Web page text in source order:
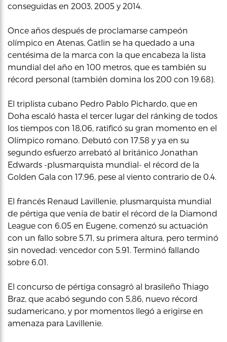
conseguidas en 2003, 2005 y 2014.
Once años después de proclamarse campeón
olímpico en Atenas, Gatlin se ha quedado a una
centésima de la marca con la que encabeza la lista
mundial del año en 100 metros, que es también su
récord personal (también domina los 200 con 19.68).
El triplista cubano Pedro Pablo Pichardo, que en
Doha escaló hasta el tercer lugar del ránking de todos
los tiempos con 18,06, ratificó su gran momento en el
Olímpico romano. Debutó con 17.58 y ya en su
segundo esfuerzo arrebató al británico Jonathan
Edwards -plusmarquista mundial- el récord de la
Golden Gala con 17.96, pese al viento contrario de 0.4.
El francés Renaud Lavillenie, plusmarquista mundial
de pértiga que venía de batir el récord de la Diamond
League con 6.05 en Eugene, comenzó su actuación
con un fallo sobre 5.71, su primera altura, pero terminó
sin novedad: vencedor con 5.91. Terminó fallando
sobre 6.01.
El concurso de pértiga consagró al brasileño Thiago
Braz, que acabó segundo con 5,86, nuevo récord
sudamericano, y por momentos llegó a erigirse en
amenaza para Lavillenie.